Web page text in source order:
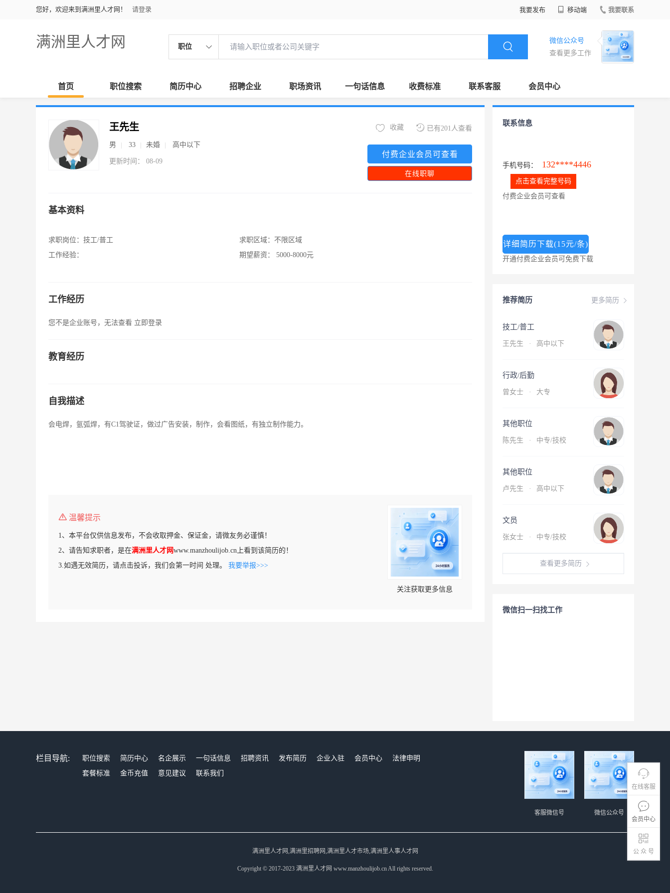
您好，欢迎来到满洲里人才网！ 请登录 我要发布 移动端 我要联系
满洲里人才网 职位
微信公众号
查看更多工作
首页 职位搜索 简历中心 招聘企业 职场资讯 一句话信息 收费标准 联系客服 会员中心
在线客服
会员中心
公 众 号
王先生
男 33 未婚 高中以下
更新时间： 08-09
已有201人查看
收藏
付费企业会员可查看
在线职聊
基本资料
求职岗位： 技工/普工
工作经验：
求职区域： 不限区域
期望薪资：
5000-8000元
工作经历
您不是企业账号，无法查看 立即登录
教育经历
自我描述
会电焊，氩弧焊，有C1驾驶证，做过广告安装，制作，会看图纸，有独立制作能力。
温馨提示
1、本平台仅供信息发布，不会收取押金、保证金，请微友务必谨慎！
2、请告知求职者，是在满洲里人才网www.manzhoulijob.cn上看到该简历的！
3.如遇无效简历，请点击投诉，我们会第一时间 处理。 我要举报>>>
关注获取更多信息
联系信息
手机号码： 132****4446
点击查看完整号码
付费企业会员可查看
详细简历下载(15元/条)
开通付费企业会员可免费下载
更多简历
推荐简历
技工/普工
王先生 · 高中以下
行政/后勤
曾女士 · 大专
其他职位
陈先生 · 中专/技校
其他职位
卢先生 · 高中以下
文员
张女士 · 中专/技校
查看更多简历
微信扫一扫找工作
栏目导航: 职位搜索 简历中心 名企展示 一句话信息 招聘资讯 发布简历 企业入驻 会员中心
法律申明
套餐标准
金币充值 意见建议 联系我们
微信公众号
客服微信号
满洲里人才网,满洲里招聘网,满洲里人才市场,满洲里人事人才网
Copyright © 2017-2023 满洲里人才网 www.manzhoulijob.cn All rights reserved.